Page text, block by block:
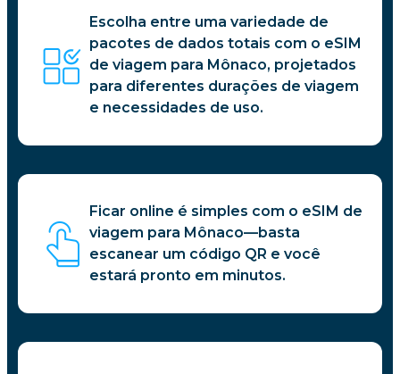
Escolha entre uma variedade de
pacotes de dados totais com o eSIM
de viagem para Mônaco, projetados
para diferentes durações de viagem
e necessidades de uso.
Ficar online é simples com o eSIM de
viagem para Mônaco—basta
escanear um código QR e você
estará pronto em minutos.